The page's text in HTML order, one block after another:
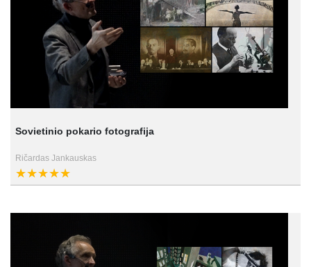
Sovietinio pokario fotografija
Ričardas Jankauskas